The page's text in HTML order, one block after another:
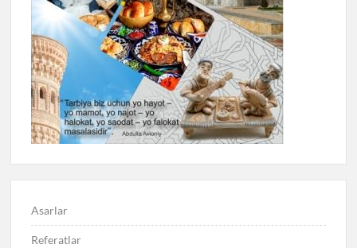
Asarlar
Referatlar